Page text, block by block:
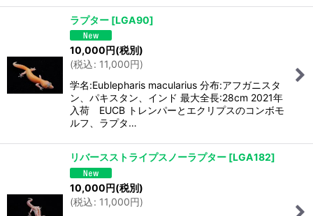
ラプター [LGA90]
10,000円(税別)
(税込: 11,000円)
学名:Eublepharis macularius 分布:アフガニスタ
ン、パキスタン、インド 最大全長:28cm 2021年
入荷 EUCB トレンパーとエクリプスのコンボモ
ルフ、ラプタ…
リバースストライプスノーラプター [LGA182]
10,000円(税別)
(税込: 11,000円)